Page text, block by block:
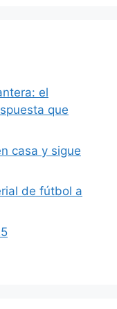
el
que
casa y sigue
de fútbol a